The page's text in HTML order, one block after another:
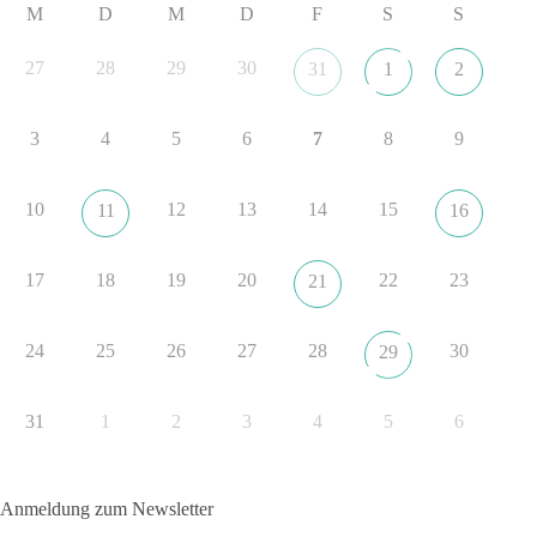
aus der NATO. Ein Gipfel, der mehr nach Rüstungsdeal als
nach Friedenspolitik klingt, wird niemals Sicherheit schaffen,
#NATO
Im Politischen Frühschoppen diskutieren die Teilnehmer das
Verhältnis von Mensch, Natur und Grundgesetz.
M D M D F S S
27 28 29 30 31 1 2
3 4 5 6 7 8 9
10 11 12 13 14 15 16
17 18 19 20 21 22 23
24 25 26 27 28 29 30
31 1 2 3 4 5 6
Anmeldung zum Newsletter